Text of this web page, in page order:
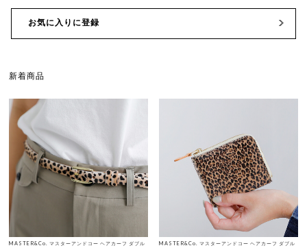
お気に入りに登録
新着商品
MASTER&Co. マスターアンドコー ヘアカーフ ダブル
MASTER&Co. マスターアンドコー ヘアカーフ ダブル